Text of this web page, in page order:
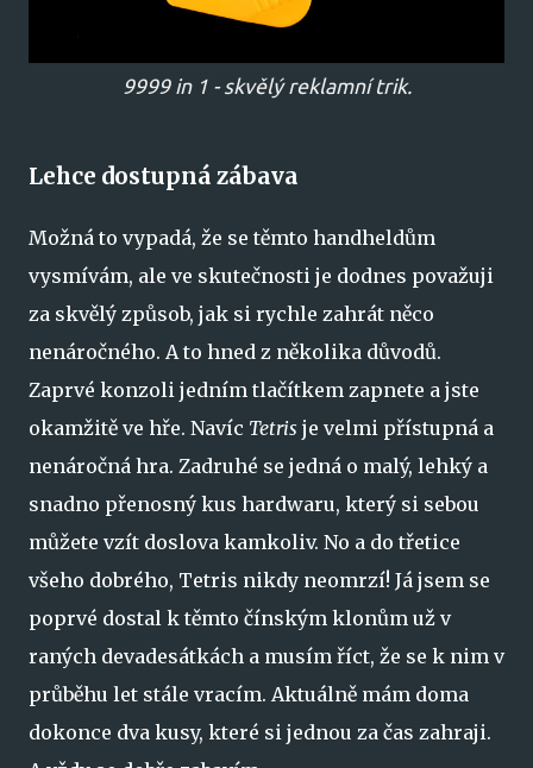
9999 in 1 - skvělý reklamní trik.
Lehce dostupná zábava
Možná to vypadá, že se těmto handheldům
vysmívám, ale ve skutečnosti je dodnes považuji
za skvělý způsob, jak si rychle zahrát něco
nenáročného. A to hned z několika důvodů.
Zaprvé konzoli jedním tlačítkem zapnete a jste
okamžitě ve hře. Navíc Tetris je velmi přístupná a
nenáročná hra. Zadruhé se jedná o malý, lehký a
snadno přenosný kus hardwaru, který si sebou
můžete vzít doslova kamkoliv. No a do třetice
všeho dobrého, Tetris nikdy neomrzí! Já jsem se
poprvé dostal k těmto čínským klonům už v
raných devadesátkách a musím říct, že se k nim v
průběhu let stále vracím. Aktuálně mám doma
dokonce dva kusy, které si jednou za čas zahraji.